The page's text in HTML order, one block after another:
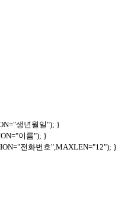
생년월일"); }
이름"); }
전화번호",MAXLEN="12"); }